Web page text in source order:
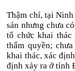
Thậm chí, tại
sản nhưng chưa
tổ chức khai
thẩm quyền;
khai thác, xác
định xảy ra ở tỉnh